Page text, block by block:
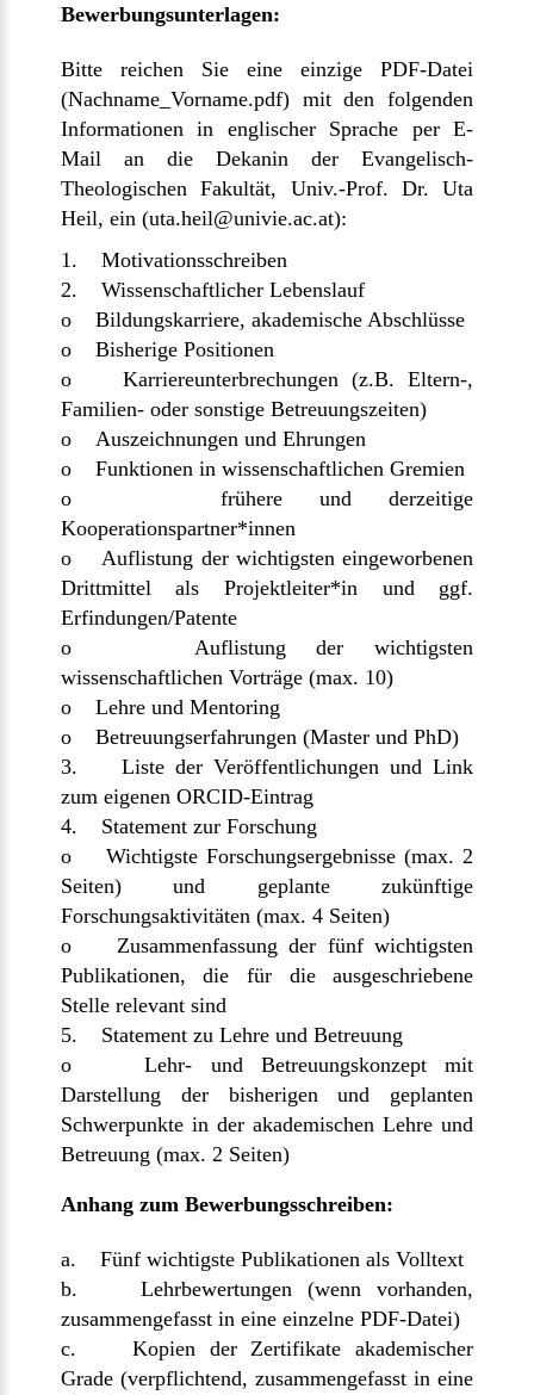
Bewerbungsunterlagen:
Bitte reichen Sie eine einzige PDF-Datei
(Nachname_Vorname.pdf) mit den folgenden
Informationen in englischer Sprache per E-
Mail an die Dekanin der Evangelisch-
Theologischen Fakultät, Univ.-Prof. Dr. Uta
Heil, ein (uta.heil@univie.ac.at):
1. Motivationsschreiben
2. Wissenschaftlicher Lebenslauf
o Bildungskarriere, akademische Abschlüsse
o Bisherige Positionen
o Karriereunterbrechungen (z.B. Eltern-,
Familien- oder sonstige Betreuungszeiten)
o Auszeichnungen und Ehrungen
o Funktionen in wissenschaftlichen Gremien
o frühere und derzeitige
Kooperationspartner*innen
o Auflistung der wichtigsten eingeworbenen
Drittmittel als Projektleiter*in und ggf.
Erfindungen/Patente
o Auflistung der wichtigsten
wissenschaftlichen Vorträge (max. 10)
o Lehre und Mentoring
o Betreuungserfahrungen (Master und PhD)
3. Liste der Veröffentlichungen und Link
zum eigenen ORCID-Eintrag
4. Statement zur Forschung
o Wichtigste Forschungsergebnisse (max. 2
Seiten) und geplante zukünftige
Forschungsaktivitäten (max. 4 Seiten)
o Zusammenfassung der fünf wichtigsten
Publikationen, die für die ausgeschriebene
Stelle relevant sind
5. Statement zu Lehre und Betreuung
o Lehr- und Betreuungskonzept mit
Darstellung der bisherigen und geplanten
Schwerpunkte in der akademischen Lehre und
Betreuung (max. 2 Seiten)
Anhang zum Bewerbungsschreiben:
a. Fünf wichtigste Publikationen als Volltext
b. Lehrbewertungen (wenn vorhanden,
zusammengefasst in eine einzelne PDF-Datei)
c. Kopien der Zertifikate akademischer
Grade (verpflichtend, zusammengefasst in eine